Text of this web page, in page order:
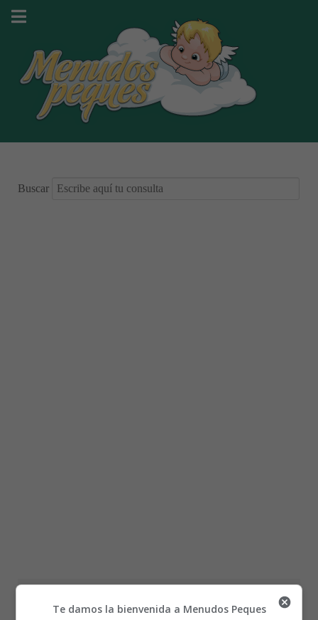
Buscar
Láminas para Colorear
Garfield
Te damos la bienvenida a Menudos Peques